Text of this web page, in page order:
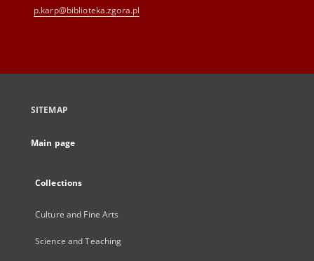
p.karp@biblioteka.zgora.pl
SITEMAP
Main page
Collections
Culture and Fine Arts
Science and Teaching